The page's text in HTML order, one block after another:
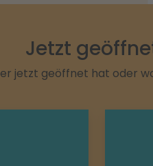
Jetzt
jetzt geöffnet hat oder